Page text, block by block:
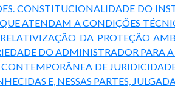
CONSTITUCIONALIDADE DO
ATENDAM A CONDIÇÕES
DA PROTEÇÃO
DO ADMINISTRADOR PARA
DE
E, NESSAS PARTES,